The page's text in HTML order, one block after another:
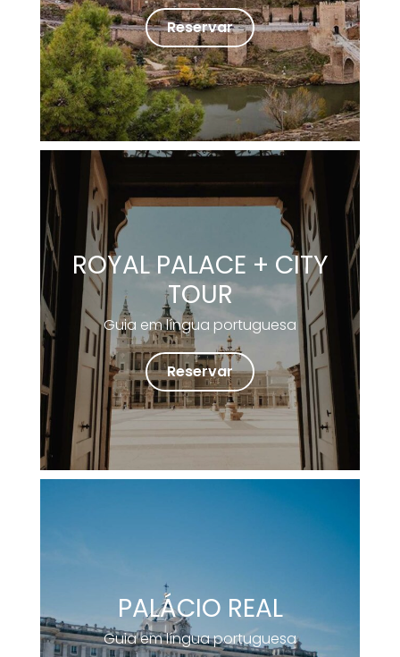
Reservar
ROYAL PALACE + CITY
TOUR
Guia em língua portuguesa
Reservar
PALÁCIO REAL
Guia em língua portuguesa